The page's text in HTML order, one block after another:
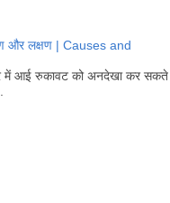
और लक्षण | Causes and
में आई रुकावट को अनदेखा कर सकते